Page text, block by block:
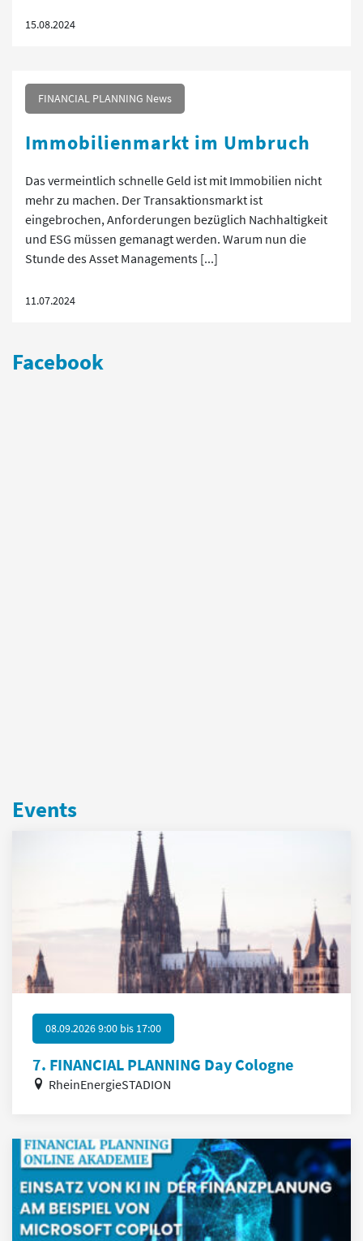
15.08.2024
FINANCIAL PLANNING News
Immobilienmarkt im Umbruch
Das vermeintlich schnelle Geld ist mit Immobilien nicht
mehr zu machen. Der Transaktionsmarkt ist
eingebrochen, Anforderungen bezüglich Nachhaltigkeit
und ESG müssen gemanagt werden. Warum nun die
Stunde des Asset Managements [...]
11.07.2024
Facebook
Events
08.09.2026 9:00 bis 17:00
7. FINANCIAL PLANNING Day Cologne
RheinEnergieSTADION